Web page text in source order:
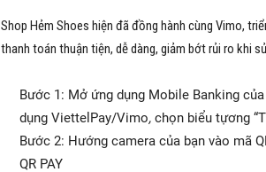
Shop Hẻm Shoes hiện đã đồng hành cùng Vimo,
thanh toán thuận tiện, dễ dàng, giảm bớt rủi ro khi
Bước 1: Mở ứng dụng Mobile Banking
dụng ViettelPay/Vimo, chọn biểu tựơng
Bước 2: Hướng camera của bạn vào mã
QR PAY